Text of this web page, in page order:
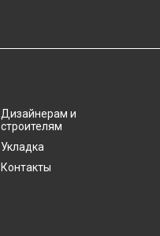
Дизайнерам и
строителям
Укладка
Контакты